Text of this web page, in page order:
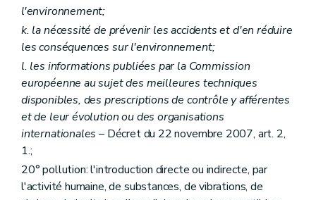
Art. 155
Art. 156
Art. 157
Art. 158
Art. 159
Art. 160
Art. 161
Art. 162
Art. 163
Art. 164
Art. 165
Art. 167
Art. 168
Art. 169
l'environnement;
k. la nécessité de prévenir les accidents et d'en réduire
les conséquences sur l'environnement;
l. les informations publiées par la Commission
européenne au sujet des meilleures techniques
disponibles, des prescriptions de contrôle y afférentes
et de leur évolution ou des organisations
internationales – Décret du 22 novembre 2007, art. 2,
1.;
20° pollution: l'introduction directe ou indirecte, par
l'activité humaine, de substances, de vibrations, de